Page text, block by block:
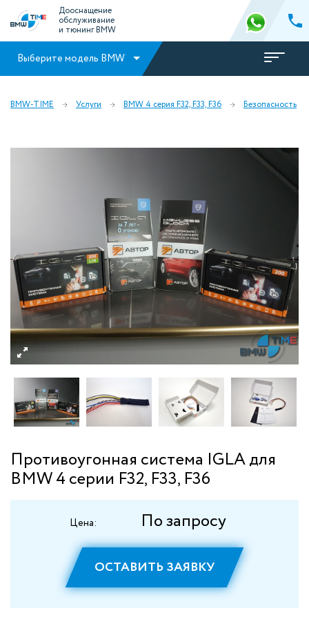
Дооснащение
обслуживание
и тюнинг BMW
Выберите модель BMW
BMW-TIME Услуги BMW 4 серия F32, F33, F36 Безопасность
Противоугонная система IGLA для
BMW 4 серии F32, F33, F36
Цена: По запросу
ОСТАВИТЬ ЗАЯВКУ